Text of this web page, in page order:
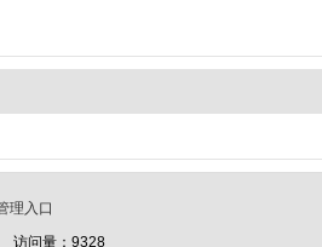
理入口
访问量：9328